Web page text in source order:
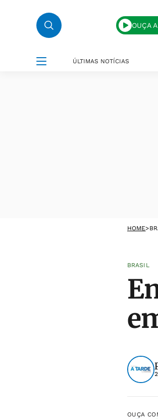
OUÇA
ÚLTIMAS NOTÍCIAS
HOME>
BRASIL
OUÇA